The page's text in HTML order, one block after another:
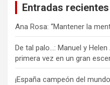
Entradas recientes
Ana Rosa: “Mantener la
De tal palo…: Manuel y
primera vez en un gran
¡España campeón del